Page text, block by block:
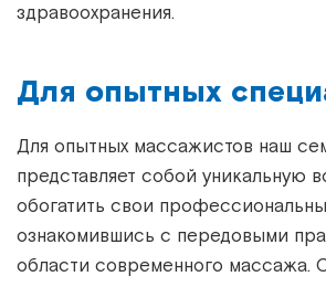
здравоохранения.
Для опытных
Для опытных массажистов наш
представляет собой уникальную
обогатить свои
ознакомившись с передовыми
области современного массажа.